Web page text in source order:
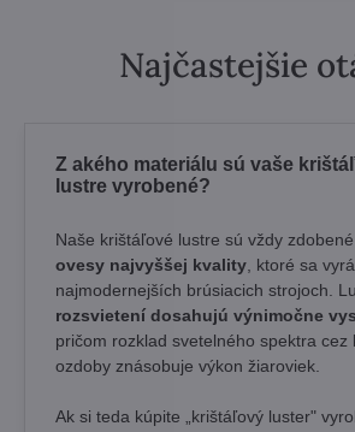
Najčastejšie
Z akého materiálu sú vaše
lustre vyrobené?
Naše krištáľové lustre sú vždy zdobené
ovesy najvyššej kvality , ktoré sa
najmodernejších brúsiacich strojoch.
rozsvietení dosahujú výnimočne
pričom rozklad svetelného spektra cez
ozdoby znásobuje výkon žiaroviek.
Ak si teda kúpite „krištáľový luster"